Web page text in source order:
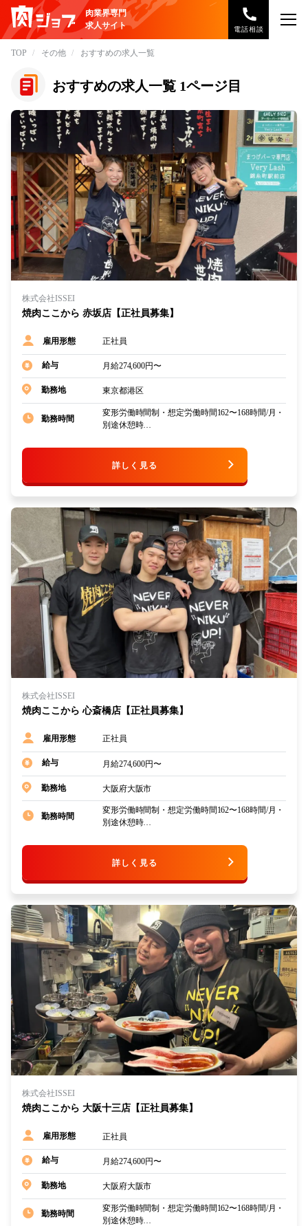
肉業界専門
求人サイト
電話相談
TOP その他 おすすめの求人一覧
おすすめの求人一覧 1ページ目
株式会社ISSEI
焼肉ここから 赤坂店【正社員募集】
雇用形態 正社員
給与 月給274,600円〜
勤務地 東京都港区
勤務時間
変形労働時間制・想定労働時間162〜168時間/月・
別途休憩時…
詳しく見る
株式会社ISSEI
焼肉ここから 心斎橋店【正社員募集】
雇用形態 正社員
給与 月給274,600円〜
勤務地 大阪府大阪市
勤務時間
変形労働時間制・想定労働時間162〜168時間/月・
別途休憩時…
詳しく見る
株式会社ISSEI
焼肉ここから 大阪十三店【正社員募集】
雇用形態 正社員
給与 月給274,600円〜
勤務地 大阪府大阪市
勤務時間
変形労働時間制・想定労働時間162〜168時間/月・
別途休憩時…